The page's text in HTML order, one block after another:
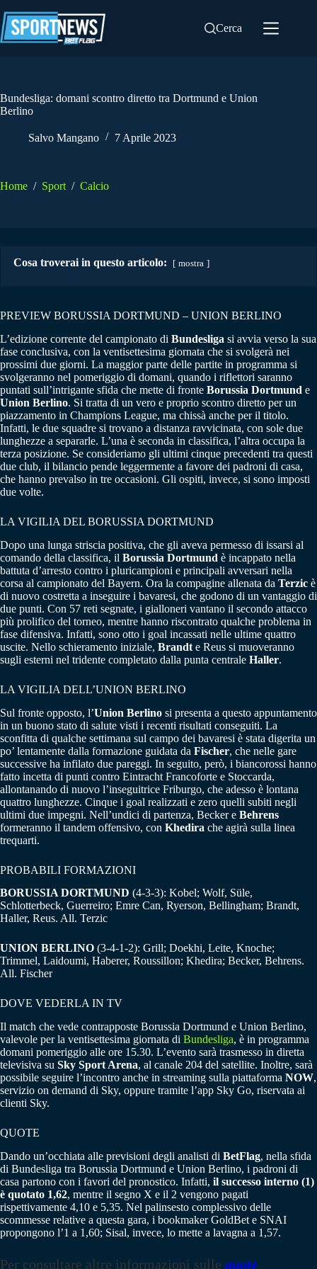
al
contenuto
Cerca
Bundesliga: domani scontro diretto tra Dortmund e Union
Berlino
Salvo Mangano 7 Aprile 2023
Home / Sport / Calcio
Cosa troverai in questo articolo: mostra
PREVIEW BORUSSIA DORTMUND – UNION BERLINO
L’edizione corrente del campionato di Bundesliga si avvia verso la sua
fase conclusiva, con la ventisettesima giornata che si svolgerà nei
prossimi due giorni. La maggior parte delle partite in programma si
svolgeranno nel pomeriggio di domani, quando i riflettori saranno
puntati sull’intrigante sfida che mette di fronte Borussia Dortmund e
Union Berlino. Si tratta di un vero e proprio scontro diretto per un
piazzamento in Champions League, ma chissà anche per il titolo.
Infatti, le due squadre si trovano a distanza ravvicinata, con sole due
lunghezze a separarle. L’una è seconda in classifica, l’altra occupa la
terza posizione. Se consideriamo gli ultimi cinque precedenti tra questi
due club, il bilancio pende leggermente a favore dei padroni di casa,
che hanno prevalso in tre occasioni. Gli ospiti, invece, si sono imposti
due volte.
LA VIGILIA DEL BORUSSIA DORTMUND
Dopo una lunga striscia positiva, che gli aveva permesso di issarsi al
comando della classifica, il Borussia Dortmund è incappato nella
battuta d’arresto contro i pluricampioni e principali avversari nella
corsa al campionato del Bayern. Ora la compagine allenata da Terzic è
di nuovo costretta a inseguire i bavaresi, che godono di un vantaggio di
due punti. Con 57 reti segnate, i gialloneri vantano il secondo attacco
più prolifico del torneo, mentre hanno riscontrato qualche problema in
fase difensiva. Infatti, sono otto i goal incassati nelle ultime quattro
uscite. Nello schieramento iniziale, Brandt e Reus si muoveranno
sugli esterni nel tridente completato dalla punta centrale Haller.
LA VIGILIA DELL’UNION BERLINO
Sul fronte opposto, l’Union Berlino si presenta a questo appuntamento
in un buono stato di salute visti i recenti risultati conseguiti. La
sconfitta di qualche settimana sul campo dei bavaresi è stata digerita un
po’ lentamente dalla formazione guidata da Fischer, che nelle gare
successive ha infilato due pareggi. In seguito, però, i biancorossi hanno
fatto incetta di punti contro Eintracht Francoforte e Stoccarda,
allontanando di nuovo l’inseguitrice Friburgo, che adesso è lontana
quattro lunghezze. Cinque i goal realizzati e zero quelli subiti negli
ultimi due impegni. Nell’undici di partenza, Becker e Behrens
formeranno il tandem offensivo, con Khedira che agirà sulla linea
trequarti.
PROBABILI FORMAZIONI
BORUSSIA DORTMUND (4-3-3): Kobel; Wolf, Süle,
Schlotterbeck, Guerreiro; Emre Can, Ryerson, Bellingham; Brandt,
Haller, Reus. All. Terzic
UNION BERLINO (3-4-1-2): Grill; Doekhi, Leite, Knoche;
Trimmel, Laidoumi, Haberer, Roussillon; Khedira; Becker, Behrens.
All. Fischer
DOVE VEDERLA IN TV
Il match che vede contrapposte Borussia Dortmund e Union Berlino,
valevole per la ventisettesima giornata di Bundesliga, è in programma
domani pomeriggio alle ore 15.30. L’evento sarà trasmesso in diretta
televisiva su Sky Sport Arena, al canale 204 del satellite. Inoltre, sarà
possibile seguire l’incontro anche in streaming sulla piattaforma NOW,
servizio on demand di Sky, oppure tramite l’app Sky Go, riservata ai
clienti Sky.
QUOTE
Dando un’occhiata alle previsioni degli analisti di BetFlag, nella sfida
di Bundesliga tra Borussia Dortmund e Union Berlino, i padroni di
casa partono con i favori del pronostico. Infatti, il successo interno (1)
è quotato 1,62, mentre il segno X e il 2 vengono pagati
rispettivamente 4,10 e 5,35. Nel palinsesto complessivo delle
scommesse relative a questa gara, i bookmaker GoldBet e SNAI
propongono l’1 a 1,60; Sisal, invece, lo mette a lavagna a 1,57.
Per consultare altre informazioni sulle quote